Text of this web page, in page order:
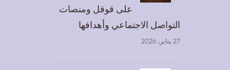
على قوقل ومنصات
التواصل الاجتماعي وأهدافها